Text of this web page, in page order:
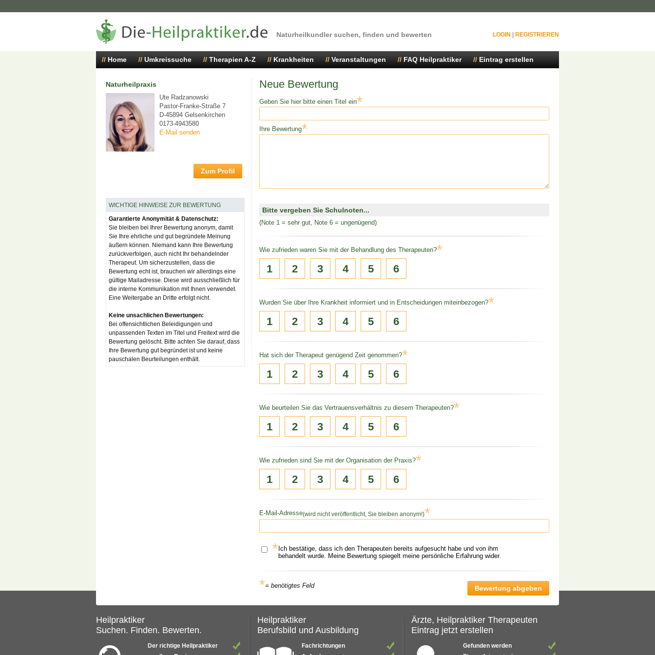
Naturheilkundler suchen, finden und bewerten LOGIN REGISTRIEREN
Home Umkreissuche Therapien A-Z Krankheiten Veranstaltungen FAQ Heilpraktiker Eintrag erstellen
Naturheilpraxis
Ute Radzanowski
Pastor-Franke-Straße 7
D-45894 Gelsenkirchen
0173-4943580
E-Mail senden
Zum Profil
WICHTIGE HINWEISE ZUR BEWERTUNG
Garantierte Anonymität & Datenschutz:
Sie bleiben bei Ihrer Bewertung anonym, damit
Sie Ihre ehrliche und gut begründete Meinung
äußern können. Niemand kann Ihre Bewertung
zurückverfolgen, auch nicht Ihr behandelnder
Therapeut. Um sicherzustellen, dass die
Bewertung echt ist, brauchen wir allerdings eine
gültige Mailadresse. Diese wird ausschließlich für
die interne Kommunikation mit Ihnen verwendet.
Eine Weitergabe an Dritte erfolgt nicht.
Keine unsachlichen Bewertungen:
Bei offensichtlichen Beleidigungen und
unpassenden Texten im Titel und Freitext wird die
Bewertung gelöscht. Bitte achten Sie darauf, dass
Ihre Bewertung gut begründet ist und keine
pauschalen Beurteilungen enthält.
Neue Bewertung
Geben Sie hier bitte einen Titel ein*
Ihre Bewertung*
Bitte vergeben Sie Schulnoten...
(Note 1 = sehr gut, Note 6 = ungenügend)
Wie zufrieden waren Sie mit der Behandlung des Therapeuten?*
1 2 3 4 5 6
Wurden Sie über Ihre Krankheit informiert und in Entscheidungen miteinbezogen?*
1 2 3 4 5 6
Hat sich der Therapeut genügend Zeit genommen?*
1 2 3 4 5 6
Wie beurteilen Sie das Vertrauensverhältnis zu diesem Therapeuten?*
1 2 3 4 5 6
Wie zufrieden sind Sie mit der Organisation der Praxis?*
1 2 3 4 5 6
E-Mail-Adresse(wird nicht veröffentlicht, Sie bleiben anonym!)*
Ich bestätige, dass ich den Therapeuten bereits aufgesucht habe und von ihm
behandelt wurde. Meine Bewertung spiegelt meine persönliche Erfahrung wider.
*
*= benötigtes Feld
Heilpraktiker
Suchen. Finden. Bewerten.
Der richtige Heilpraktiker
Heilpraktiker
Berufsbild und Ausbildung
Fachrichtungen
Ärzte, Heilpraktiker Therapeuten
Eintrag jetzt erstellen
Gefunden werden